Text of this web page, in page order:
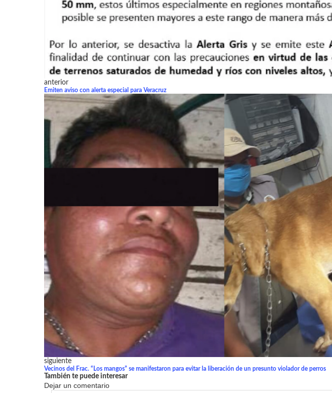
anterior
Emiten aviso con alerta especial para Veracruz
siguiente
Vecinos del Frac. “Los mangos” se manifestaron para evitar la liberación de un presunto violador de perros
También te puede interesar
Dejar un comentario